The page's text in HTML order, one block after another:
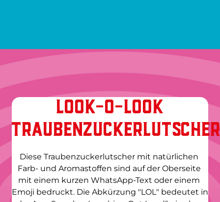
LOOK-O-LOOK
Diese Traubenzuckerlutscher mit natürlichen
Farb- und Aromastoffen sind auf der Oberseite
mit einem kurzen WhatsApp-Text oder einem
Emoji bedruckt. Die Abkürzung "LOL" bedeutet in